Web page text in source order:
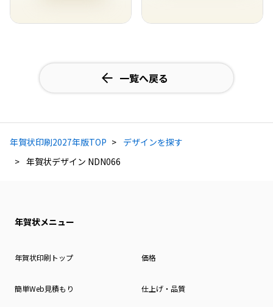
一覧へ戻る
年賀状印刷2027年版TOP
デザインを探す
年賀状デザイン NDN066
年賀状メニュー
年賀状印刷トップ 価格
簡単Web見積もり 仕上げ・品質